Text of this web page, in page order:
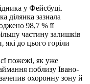
у Фейсбуці.
ділянка зазнала
98,7 % її
частину залишків
до цього горіли
пожежі, як уже
поблизу Івано-
охоронну зону й